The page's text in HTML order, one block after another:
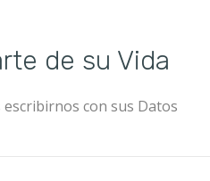
de su Vida
con sus Datos